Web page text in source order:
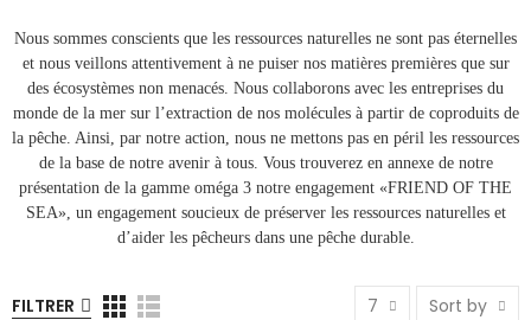
Nous sommes conscients que les ressources naturelles ne sont pas éternelles
et nous veillons attentivement à ne puiser nos matières premières que sur
des écosystèmes non menacés. Nous collaborons avec les entreprises du
monde de la mer sur l’extraction de nos molécules à partir de coproduits de
la pêche. Ainsi, par notre action, nous ne mettons pas en péril les ressources
de la base de notre avenir à tous. Vous trouverez en annexe de notre
présentation de la gamme oméga 3 notre engagement «FRIEND OF THE
SEA», un engagement soucieux de préserver les ressources naturelles et
d’aider les pêcheurs dans une pêche durable.
FILTRER 7 Sort by